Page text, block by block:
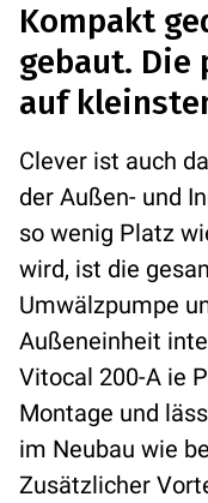
Kompakt
gebaut. Die
auf
Clever ist auch
der Außen- und
so wenig Platz
wird, ist die
Umwälzpumpe
Außeneinheit
Vitocal 200-A ie
Montage und
im Neubau wie
Zusätzlicher